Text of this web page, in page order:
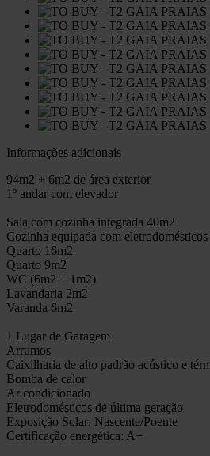
Informações adicionais
94m2 + 6m2 de área exterior
1º andar com elevador
Sala com cozinha integrada 40m2
Cozinha equipada com
Quarto 16m2
Quarto 9m2
WC (6m2 + 1m2)
Lavandaria 2m2
Varanda 6m2
1 Lugar de Garagem
Arrumos
Caixilharia de alto padrão acústico e
Bomba de calor
Ar condicionado
Eletrodomésticos de última geração
Exposição Solar: Nascente/Poente
Certificação energética: A+